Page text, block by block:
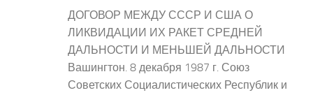
ДОГОВОР МЕЖДУ СССР И США О
ЛИКВИДАЦИИ ИХ РАКЕТ СРЕДНЕЙ
ДАЛЬНОСТИ И МЕНЬШЕЙ ДАЛЬНОСТИ
Вашингтон. 8 декабря 1987 г. Союз
Советских Социалистических Республик и